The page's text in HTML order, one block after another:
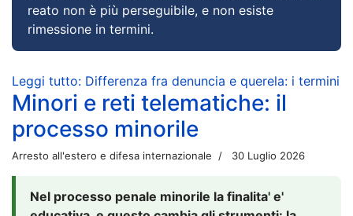
reato non è più perseguibile, e non esiste
rimessione in termini.
Leggi tutto: Differenza fra denuncia e querela: i termini
Minori e reti telematiche: il
processo minorile
Arresto all'estero e difesa internazionale 30 Luglio 2026
Nel processo penale minorile la finalita' e'